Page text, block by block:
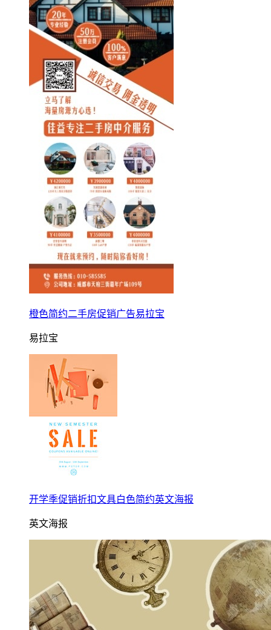
橙色简约二手房促销广告易拉宝
易拉宝
开学季促销折扣文具白色简约英文海报
英文海报